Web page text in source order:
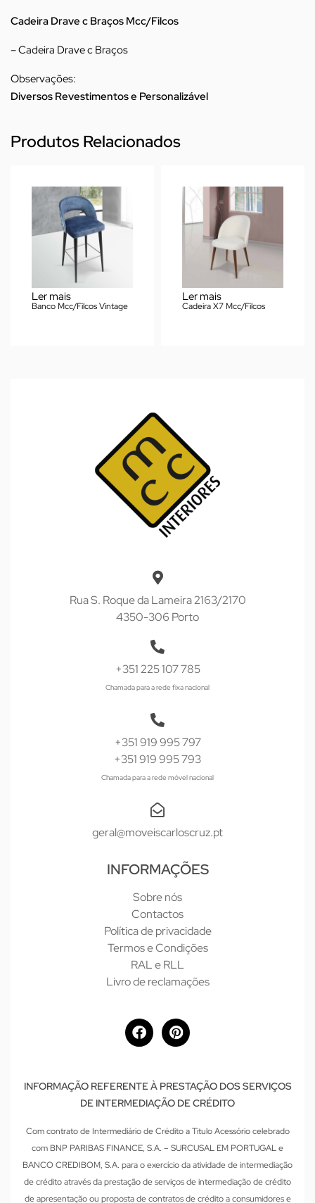
Cadeira Drave c Braços Mcc/Filcos
– Cadeira Drave c Braços
Observações:
Diversos Revestimentos e Personalizável
Produtos Relacionados
Ler mais
Banco Mcc/Filcos Vintage
Ler mais
Cadeira X7 Mcc/Filcos
Rua S. Roque da Lameira 2163/2170
4350-306 Porto
+351 225 107 785
Chamada para a rede fixa nacional
+351 919 995 797
+351 919 995 793
Chamada para a rede móvel nacional
geral@moveiscarloscruz.pt
INFORMAÇÕES
Sobre nós
Contactos
Política de privacidade
Termos e Condições
RAL e RLL
Livro de reclamações
INFORMAÇÃO REFERENTE À PRESTAÇÃO DOS SERVIÇOS
DE INTERMEDIAÇÃO DE CRÉDITO
Com contrato de Intermediário de Crédito a Titulo Acessório celebrado
com BNP PARIBAS FINANCE, S.A. – SURCUSAL EM PORTUGAL e
BANCO CREDIBOM, S.A. para o exercício da atividade de intermediação
de crédito através da prestação de serviços de intermediação de crédito
de apresentação ou proposta de contratos de crédito a consumidores e